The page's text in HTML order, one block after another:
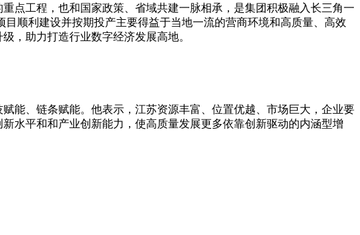
点工程，也和国家政策、省域共建一脉相承，是集团积极融入长三角一
顺利建设并按期投产主要得益于当地一流的营商环境和高质量、高效
，助力打造行业数字经济发展高地。
能、链条赋能。他表示，江苏资源丰富、位置优越、市场巨大，企业要
水平和和产业创新能力，使高质量发展更多依靠创新驱动的内涵型增